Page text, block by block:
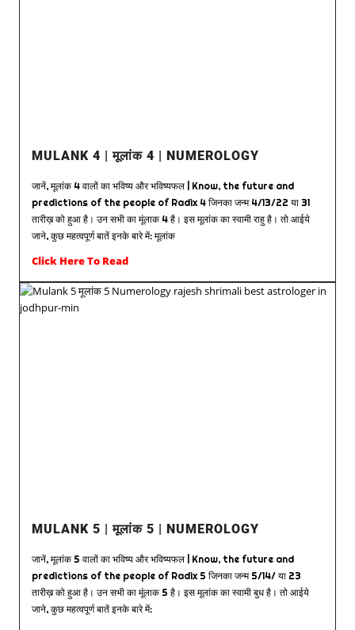
MULANK 4 | मूलांक 4 | NUMEROLOGY
जानें, मूलांक 4 वालों का भविष्य और भविष्यफल | Know, the future and
predictions of the people of Radix 4 जिनका जन्म 4/13/22 या 31
तारीख़ को हुआ है। उन सभी का मूंलाक 4 है। इस मूलांक का स्वामी राहु है। तो आईये
जाने, कुछ महत्वपूर्ण बातें इनके बारे में: मूलांक
Click Here To Read
MULANK 5 | मूलांक 5 | NUMEROLOGY
जानें, मूलांक 5 वालों का भविष्य और भविष्यफल | Know, the future and
predictions of the people of Radix 5 जिनका जन्म 5/14/ या 23
तारीख़ को हुआ है। उन सभी का मूंलाक 5 है। इस मूलांक का स्वामी बुध है। तो आईये
जाने, कुछ महत्वपूर्ण बातें इनके बारे में: